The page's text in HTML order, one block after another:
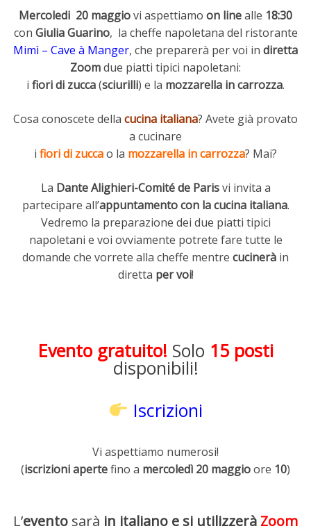
Mercoledi 20 maggiovi aspettiamo on linealle 18:30
con Giulia Guarino, la cheffe napoletana del ristorante
Mimì – Cave à Manger, che preparerà per voi in diretta
Zoomdue piatti tipici napoletani:
i fiori di zucca(sciurilli) e la mozzarella in carrozza.
Cosa conoscete della cucina italiana? Avete già provato
a cucinare
i fiori di zuccao la mozzarella in carrozza? Mai?
La Dante Alighieri-Comité de Parisvi invita a
partecipare all’appuntamento con la cucina italiana.
Vedremo la preparazione dei due piatti tipici
napoletani e voi ovviamente potrete fare tutte le
domande che vorrete alla cheffe mentre cucinerà in
diretta per voi!
Evento gratuito! Solo 15 posti
disponibili!
Iscrizioni
Vi aspettiamo numerosi!
(iscrizioni apertefino a mercoledì 20 maggioore 10)
L’evento sarà in italiano e si utilizzerà Zoom